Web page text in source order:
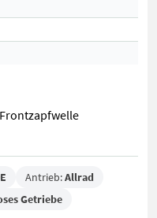
Frontzapfwelle
Antrieb:Allrad
Getriebe